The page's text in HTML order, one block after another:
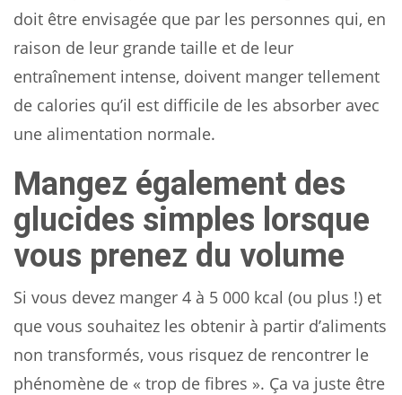
doit être envisagée que par les personnes qui, en
raison de leur grande taille et de leur
entraînement intense, doivent manger tellement
de calories qu’il est difficile de les absorber avec
une alimentation normale.
Mangez également des
glucides simples lorsque
vous prenez du volume
Si vous devez manger 4 à 5 000 kcal (ou plus !) et
que vous souhaitez les obtenir à partir d’aliments
non transformés, vous risquez de rencontrer le
phénomène de « trop de fibres ». Ça va juste être